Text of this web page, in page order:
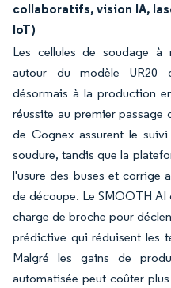
collaboratifs, vision IA,
IoT)
Les cellules de soudage à
autour du modèle UR20
désormais à la production
réussite au premier passage
de Cognex assurent le
soudure, tandis que la
l'usure des buses et corrige
de découpe. Le SMOOTH AI
charge de broche pour
prédictive qui réduisent les
Malgré les gains de
automatisée peut coûter